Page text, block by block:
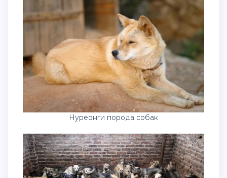
Нуреонги порода собак